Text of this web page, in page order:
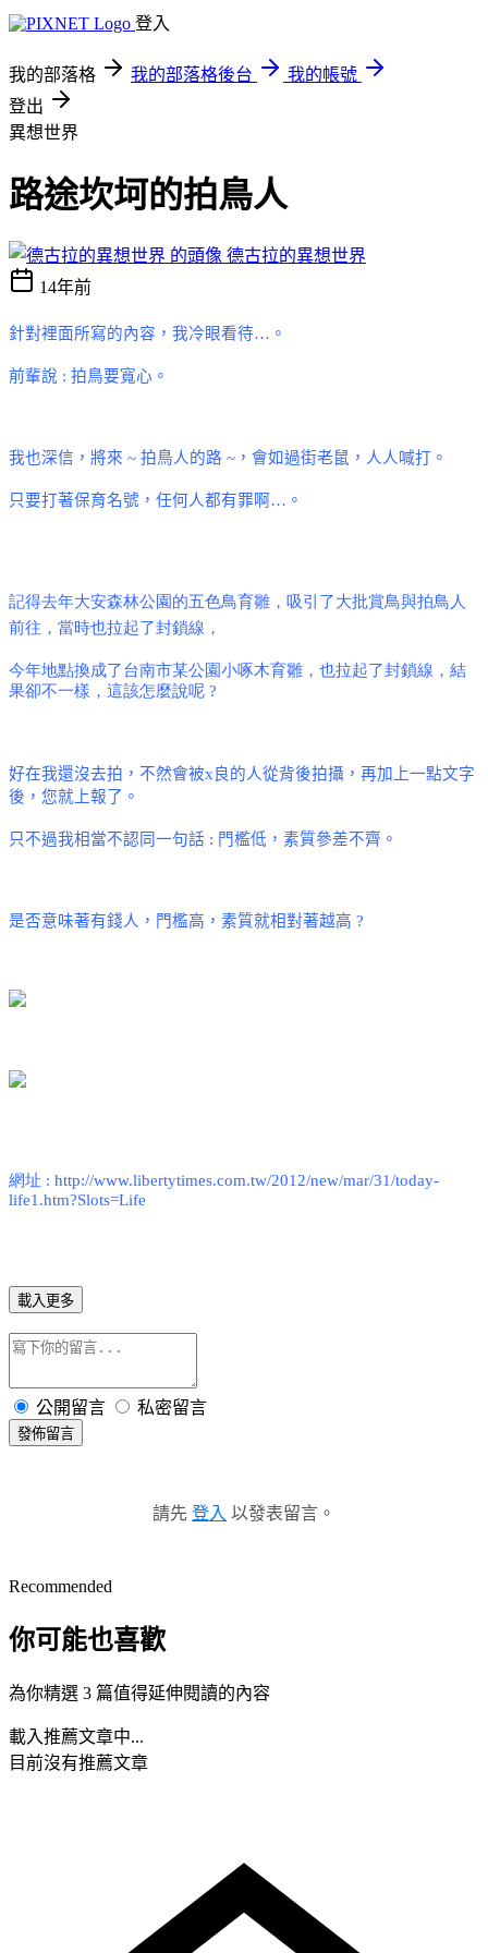
登入
我的部落格 我的部落格後台
我的帳號
登出
異想世界
路途坎坷的拍鳥人
德古拉的異想世界
14年前
針對裡面所寫的內容，我冷眼看待… 。
前輩說 : 拍鳥要寬心。
我也深信，將來 ~ 拍鳥人的路 ~ ，會如過街老鼠，人人喊打。
只要打著保育名號，任何人都有罪啊 … 。
記得去年大安森林公園的五色鳥育雛 ，吸引了大批賞鳥與拍鳥人
前往，當時也拉起了封鎖線，
今年地點換成了台南市某公園小啄木育雛，也拉起了封鎖線，結
果卻不一樣，這該怎麼說呢 ?
好在我還沒去拍，不然會被x 良的人從背後拍攝，再加上一點文字
後，您就上報了。
只不過我相當不認同一句話 : 門檻低，素質參差不齊。
是否意味著有錢人，門檻高，素質就相對著越高 ?
網址 : http://www.libertytimes.com.tw/2012/new/mar/31/today-
life1.htm?Slots=Life
載入更多
公開留言 私密留言
發佈留言
請先 登入 以發表留言。
Recommended
你可能也喜歡
為你精選 3 篇值得延伸閱讀的內容
載入推薦文章中...
目前沒有推薦文章